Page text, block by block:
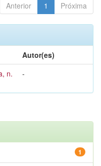
Anterior 1 Próxima
Autor(es)
n.
-
1